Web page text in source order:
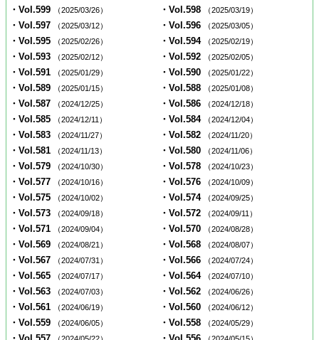
・Vol.599 （2025/03/26） ・Vol.598 （2025/03/19）
・Vol.597 （2025/03/12） ・Vol.596 （2025/03/05）
・Vol.595 （2025/02/26） ・Vol.594 （2025/02/19）
・Vol.593 （2025/02/12） ・Vol.592 （2025/02/05）
・Vol.591 （2025/01/29） ・Vol.590 （2025/01/22）
・Vol.589 （2025/01/15） ・Vol.588 （2025/01/08）
・Vol.587 （2024/12/25） ・Vol.586 （2024/12/18）
・Vol.585 （2024/12/11） ・Vol.584 （2024/12/04）
・Vol.583 （2024/11/27） ・Vol.582 （2024/11/20）
・Vol.581 （2024/11/13） ・Vol.580 （2024/11/06）
・Vol.579 （2024/10/30） ・Vol.578 （2024/10/23）
・Vol.577 （2024/10/16） ・Vol.576 （2024/10/09）
・Vol.575 （2024/10/02） ・Vol.574 （2024/09/25）
・Vol.573 （2024/09/18） ・Vol.572 （2024/09/11）
・Vol.571 （2024/09/04） ・Vol.570 （2024/08/28）
・Vol.569 （2024/08/21） ・Vol.568 （2024/08/07）
・Vol.567 （2024/07/31） ・Vol.566 （2024/07/24）
・Vol.565 （2024/07/17） ・Vol.564 （2024/07/10）
・Vol.563 （2024/07/03） ・Vol.562 （2024/06/26）
・Vol.561 （2024/06/19） ・Vol.560 （2024/06/12）
・Vol.559 （2024/06/05） ・Vol.558 （2024/05/29）